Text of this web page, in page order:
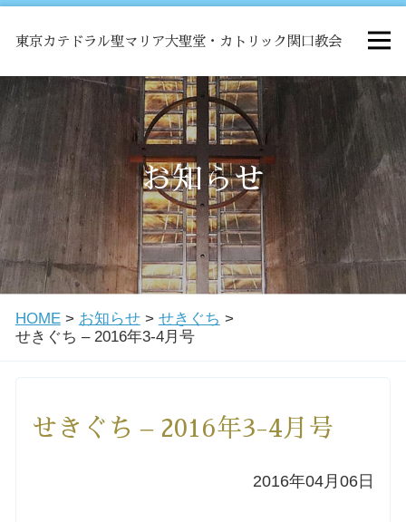
東京カテドラル聖マリア大聖堂・カトリック関口教会
HOME
ミサ
お知らせ
関口教会について
教会学校・中高生会
洗礼を希望される方
お知らせ
HOME> お知らせ> せきぐち >
せきぐち – 2016年3-4月号
せきぐち – 2016年3-4月号
2016年04月06日